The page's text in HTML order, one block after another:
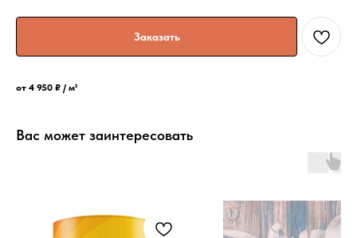
Заказать
от 4 950 ₽ / м²
Вас может заинтересовать